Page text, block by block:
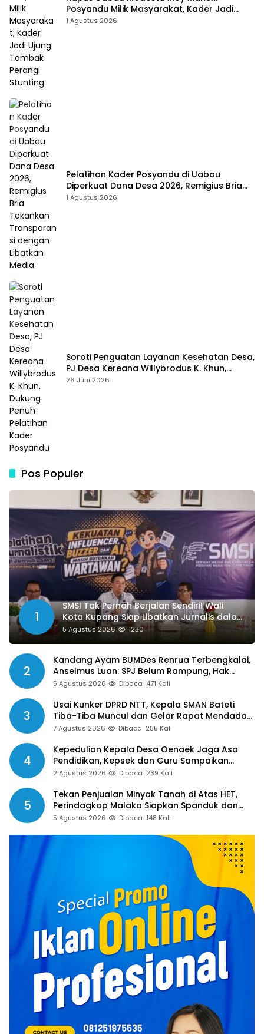
Posyandu Milik Masyarakat, Kader Jadi
Ujung Tombak Perangi Stunting
1 Agustus 2026
Pelatihan Kader Posyandu di Uabau
Diperkuat Dana Desa 2026, Remigius Bria
Tekankan Transparansi dengan Libatkan
1 Agustus 2026
Soroti Penguatan Layanan Kesehatan Desa,
PJ Desa Kereana Willybrodus K. Khun,
Dukung Penuh Pelatihan Kader Posyandu
26 Juni 2026
Pos Populer
1
SMSI Tak Pernah Berjalan Sendiri! Wali
Kota Kupang Siap Libatkan Jurnalis dalam
Publikasi Program Pemkot
5 Agustus 2026 1230
2
Kandang Ayam BUMDes Renrua Terbengkalai,
Anselmus Luan: SPJ Belum Rampung, Hak
Aparat Desa Sejak Januari Belum Dibayar
5 Agustus 2026 Dibaca 471 Kali
3
Usai Kunker DPRD NTT, Kepala SMAN Bateti
Tiba-Tiba Muncul dan Gelar Rapat Mendadak,
Guru Pertanyakan Hak 15 Persen yang Belum
7 Agustus 2026 Dibaca 255 Kali
4
Kepedulian Kepala Desa Oenaek Jaga Asa
Pendidikan, Kepsek dan Guru Sampaikan
Apresiasi
2 Agustus 2026 Dibaca 239 Kali
5
Tekan Penjualan Minyak Tanah di Atas HET,
Perindagkop Malaka Siapkan Spanduk dan
Nomor Pengaduan
5 Agustus 2026 Dibaca 148 Kali